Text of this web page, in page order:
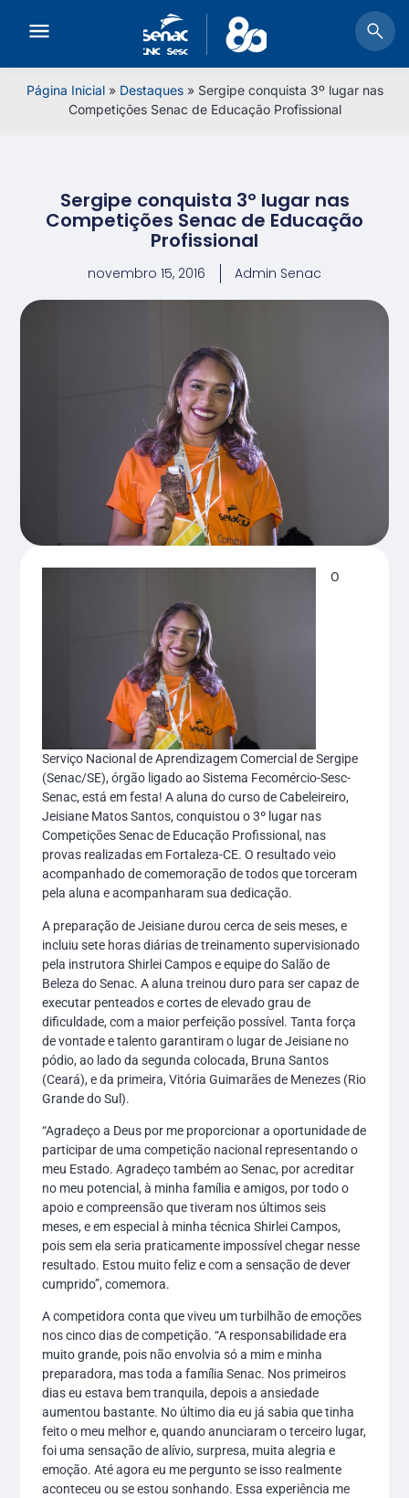
Página Inicial» Destaques» Sergipe conquista 3º lugar nas
Competições Senac de Educação Profissional
Sergipe conquista 3º lugar nas
Competições Senac de Educação
Profissional
novembro 15, 2016 Admin Senac
O
Serviço Nacional de Aprendizagem Comercial de Sergipe
(Senac/SE), órgão ligado ao Sistema Fecomércio-Sesc-
Senac, está em festa! A aluna do curso de Cabeleireiro,
Jeisiane Matos Santos, conquistou o 3º lugar nas
Competições Senac de Educação Profissional, nas
provas realizadas em Fortaleza-CE. O resultado veio
acompanhado de comemoração de todos que torceram
pela aluna e acompanharam sua dedicação.
A preparação de Jeisiane durou cerca de seis meses, e
incluiu sete horas diárias de treinamento supervisionado
pela instrutora Shirlei Campos e equipe do Salão de
Beleza do Senac. A aluna treinou duro para ser capaz de
executar penteados e cortes de elevado grau de
dificuldade, com a maior perfeição possível. Tanta força
de vontade e talento garantiram o lugar de Jeisiane no
pódio, ao lado da segunda colocada, Bruna Santos
(Ceará), e da primeira, Vitória Guimarães de Menezes (Rio
Grande do Sul).
“Agradeço a Deus por me proporcionar a oportunidade de
participar de uma competição nacional representando o
meu Estado. Agradeço também ao Senac, por acreditar
no meu potencial, à minha família e amigos, por todo o
apoio e compreensão que tiveram nos últimos seis
meses, e em especial à minha técnica Shirlei Campos,
pois sem ela seria praticamente impossível chegar nesse
resultado. Estou muito feliz e com a sensação de dever
cumprido”, comemora.
A competidora conta que viveu um turbilhão de emoções
nos cinco dias de competição. “A responsabilidade era
muito grande, pois não envolvia só a mim e minha
preparadora, mas toda a família Senac. Nos primeiros
dias eu estava bem tranquila, depois a ansiedade
aumentou bastante. No último dia eu já sabia que tinha
feito o meu melhor e, quando anunciaram o terceiro lugar,
foi uma sensação de alívio, surpresa, muita alegria e
emoção. Até agora eu me pergunto se isso realmente
aconteceu ou se estou sonhando. Essa experiência me